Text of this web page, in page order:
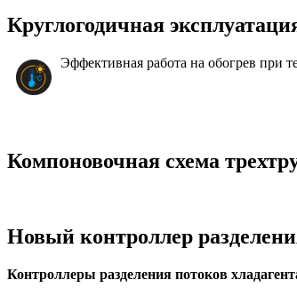
Круглогодичная
Эффективная работа на обогрев при
Компоновочная схема
Новый контроллер
Контроллеры разделения потоков